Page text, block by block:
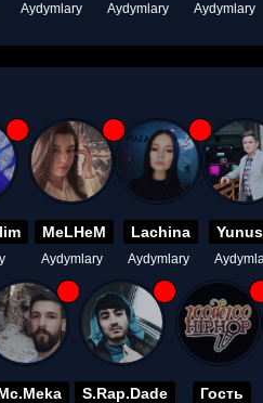
Aydymlary Aydymlary Aydymlary
MeLHeM
Aydymlary
Lachina
Aydymlary
S.Rap.Dade Гость